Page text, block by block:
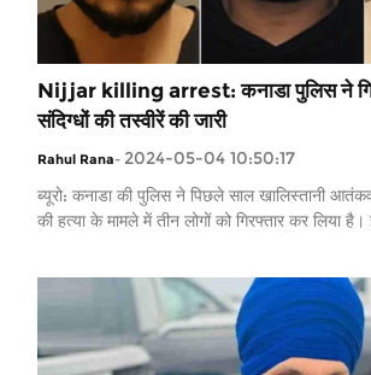
Nijjar killing arrest: कनाडा पुलिस ने
संदिग्धों की तस्वीरें की जारी
Rahul Rana- 2024-05-04 10:50:17
ब्यूरो: कनाडा की पुलिस ने पिछले साल खालिस्तानी
की हत्या के मामले में तीन लोगों को गिरफ्तार कर लिया है।